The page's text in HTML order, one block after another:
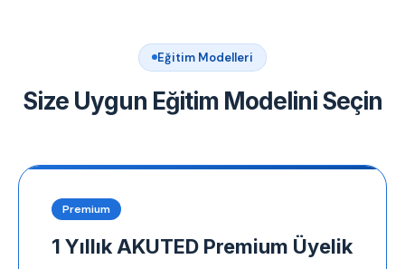
Eğitim Modelleri
Size Uygun Eğitim Modelini Seçin
Premium
1 Yıllık AKUTED Premium Üyelik